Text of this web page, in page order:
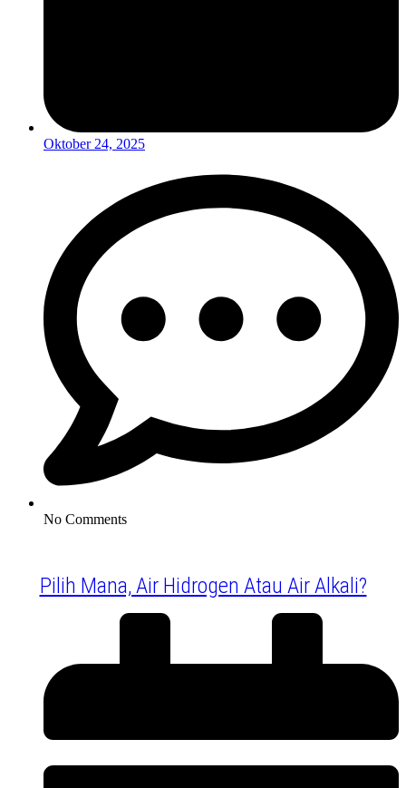
Oktober 24, 2025
No Comments
Pilih Mana, Air Hidrogen Atau Air Alkali?